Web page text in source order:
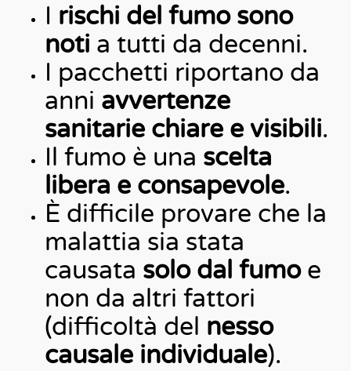
I rischi del fumo sono
noti a tutti da decenni.
I pacchetti riportano da
anni avvertenze
sanitarie chiare e visibili.
Il fumo è una scelta
libera e consapevole.
È difficile provare che la
malattia sia stata
causata solo dal fumoe
non da altri fattori
(difficoltà del nesso
causale individuale).